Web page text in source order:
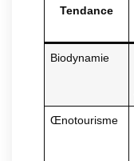
Tendance
Biodynamie
Œnotourisme